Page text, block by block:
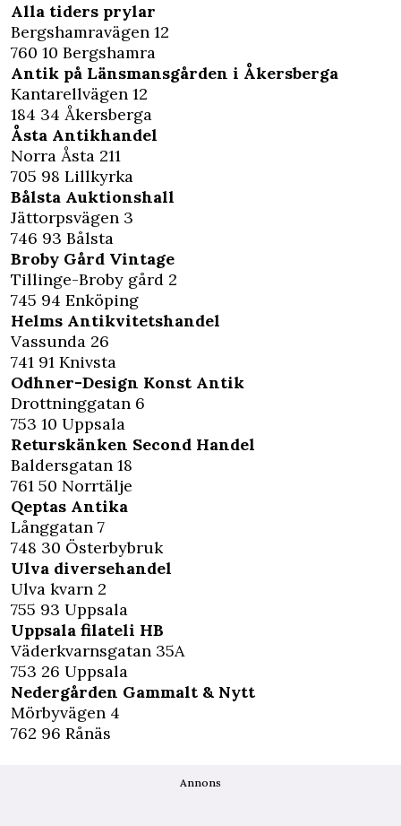
Alla tiders prylar
Bergshamravägen 12
760 10 Bergshamra
Antik på Länsmansgården i Åkersberga
Kantarellvägen 12
184 34 Åkersberga
Åsta Antikhandel
Norra Åsta 211
705 98 Lillkyrka
Bålsta Auktionshall
Jättorpsvägen 3
746 93 Bålsta
Broby Gård Vintage
Tillinge-Broby gård 2
745 94 Enköping
Helms Antikvitetshandel
Vassunda 26
741 91 Knivsta
Odhner-Design Konst Antik
Drottninggatan 6
753 10 Uppsala
Returskänken Second Handel
Baldersgatan 18
761 50 Norrtälje
Qeptas Antika
Långgatan 7
748 30 Österbybruk
Ulva diversehandel
Ulva kvarn 2
755 93 Uppsala
Uppsala filateli HB
Väderkvarnsgatan 35A
753 26 Uppsala
Nedergården Gammalt & Nytt
Mörbyvägen 4
762 96 Rånäs
Annons